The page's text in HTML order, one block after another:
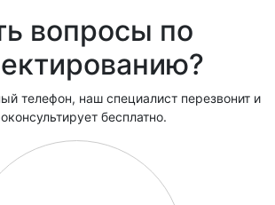
вопросы по
телефон, наш специалист перезвонит и
бесплатно.